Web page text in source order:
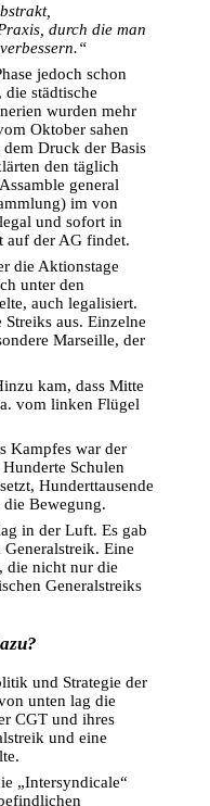
durch die man
jedoch schon
städtische
wurden mehr
Oktober sahen
Druck der Basis
den täglich
general
im von
und sofort in
auf der AG findet.
die Aktionstage
unter den
auch legalisiert.
aus. Einzelne
Marseille, der
kam, dass Mitte
vom linken Flügel
Kampfes war der
Schulen
Hunderttausende
Bewegung.
in der Luft. Es gab
Eine
die nicht nur die
Generalstreiks
und Strategie der
unten lag die
CGT und ihres
und eine
„Intersyndicale“